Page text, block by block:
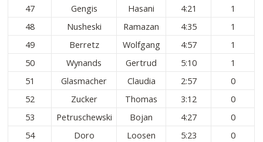
47
Gengis Hasani 4:21
1
48
Nusheski Ramazan 4:35
1
49
Berretz Wolfgang 4:57
1
50
Wynands Gertrud 5:10
1
51
Glasmacher Claudia 2:57
0
52
Zucker Thomas 3:12
0
53
Petruschewski Bojan 4:27
0
54
Doro Loosen 5:23 0